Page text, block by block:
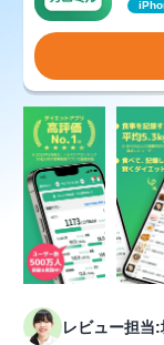
レビュー担当